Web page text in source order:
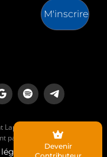
M'inscrire
est un média
par ses lecteurs.
Devenir